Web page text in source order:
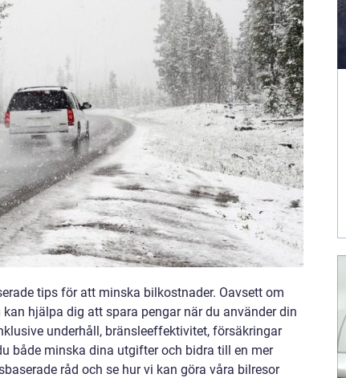
tips för att minska bilkostnader. Oavsett om
hjälpa dig att spara pengar när du använder din
underhåll, bränsleeffektivitet, försäkringar
både minska dina utgifter och bidra till en mer
råd och se hur vi kan göra våra bilresor